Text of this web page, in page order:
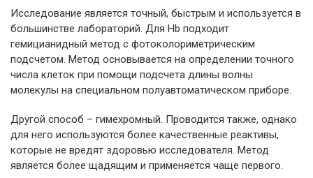
Исследование является точный, быстрым и используется в
большинстве лабораторий. Для Hb подходит
гемицианидный метод с фотоколориметрическим
подсчетом. Метод основывается на определении точного
числа клеток при помощи подсчета длины волны
молекулы на специальном полуавтоматическом приборе.
Другой способ – гимехромный. Проводится также, однако
для него используются более качественные реактивы,
которые не вредят здоровью исследователя. Метод
является более щадящим и применяется чаще первого.